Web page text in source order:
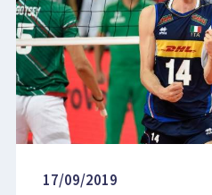
17/09/2019